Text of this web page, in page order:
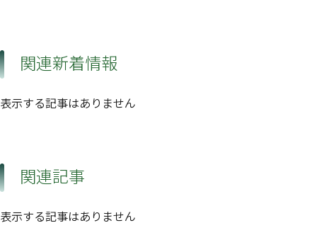
関連新着情報
表示する記事はありません
関連記事
表示する記事はありません